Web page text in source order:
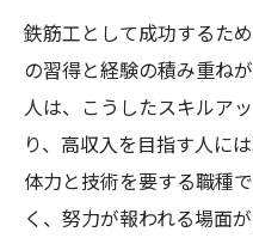
鉄筋工として成功するた
の習得と経験の積み重ね
人は、こうしたスキルア
り、高収入を目指す人に
体力と技術を要する職種
く、努力が報われる場面